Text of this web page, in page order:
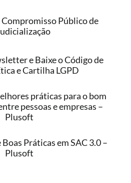
Compromisso Público de
e Baixe o Código de
e Cartilha LGPD
práticas para o bom
pessoas e empresas –
Plusoft
Práticas em SAC 3.0 –
Plusoft